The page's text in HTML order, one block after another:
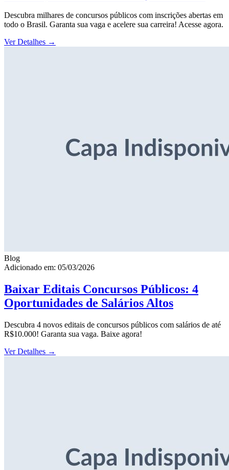
Descubra milhares de concursos públicos com inscrições abertas em
todo o Brasil. Garanta sua vaga e acelere sua carreira! Acesse agora.
Ver Detalhes →
Blog
Adicionado em: 05/03/2026
Baixar Editais Concursos Públicos: 4
Oportunidades de Salários Altos
Descubra 4 novos editais de concursos públicos com salários de até
R$10.000! Garanta sua vaga. Baixe agora!
Ver Detalhes →